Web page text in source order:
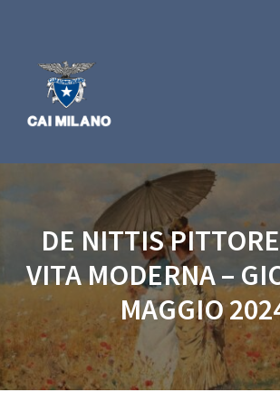
DE NITTIS
VITA MODERNA –
MAGGIO